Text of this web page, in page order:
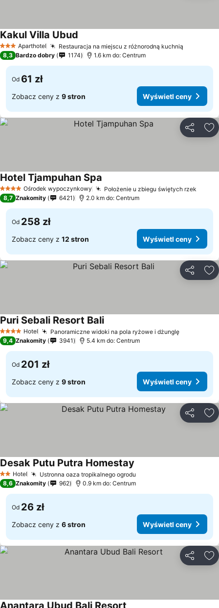
3 KategoriaAparthotel Restauracja na miejscu z różnorodną kuchnią
Kakul Villa Ubud
8,3 Bardzo dobry 1174 1.6 km do: Centrum
Od 61 zł
Zobacz ceny z 9 stron Wyświetl ceny
4 KategoriaOśrodek wypoczynkowy Położenie u zbiegu świętych rzek
Hotel Tjampuhan Spa
8,7 Znakomity 6421 2.0 km do: Centrum
Od 258 zł
Zobacz ceny z 12 stron Wyświetl ceny
4 KategoriaHotel Panoramiczne widoki na pola ryżowe i dżunglę
Puri Sebali Resort Bali
9,4 Znakomity 3941 5.4 km do: Centrum
Od 201 zł
Zobacz ceny z 9 stron Wyświetl ceny
2 Kategoria
Hotel Ustronna oaza tropikalnego ogrodu
Desak Putu Putra Homestay
8,6 Znakomity 962 0.9 km do: Centrum
Od 26 zł
Zobacz ceny z 6 stron Wyświetl ceny
Anantara Ubud Bali Resort